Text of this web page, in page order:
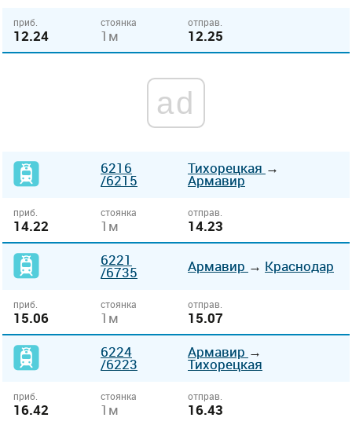
приб.
12.24
стоянка
1м
отправ.
12.25
ad
6216
/6215
Тихорецкая →
Армавир
приб.
14.22
стоянка
1м
отправ.
14.23
6221
/6735 Армавир → Краснодар
приб.
15.06
стоянка
1м
отправ.
15.07
6224
/6223
Армавир →
Тихорецкая
приб.
16.42
стоянка
1м
отправ.
16.43